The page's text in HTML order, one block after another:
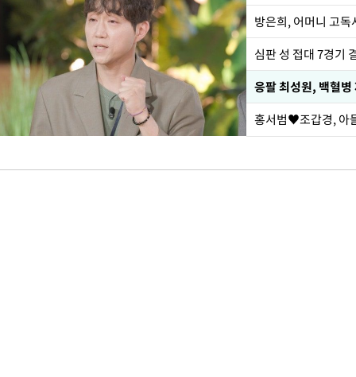
방은희, 어머니 고
심판 성 접대 7경기
응팔 최성원, 백혈
홍서범♥조갑경, 아